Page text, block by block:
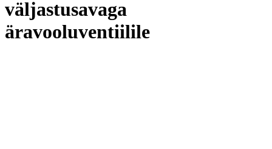
väljastusavaga
äravooluventiilile